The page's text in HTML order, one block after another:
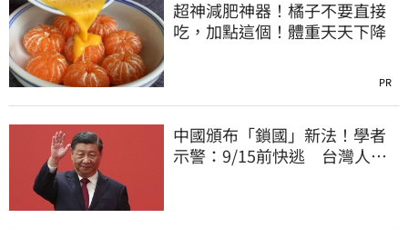
超神減肥神器！橘子不要直接
吃，加點這個！體重天天下降
PR
中國頒布「鎖國」新法！學者
示警：9/15前快逃 台灣人也